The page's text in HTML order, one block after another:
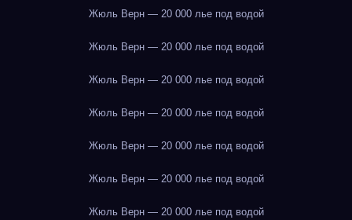
Жюль Верн — 20 000 лье под водой
Жюль Верн — 20 000 лье под водой
Жюль Верн — 20 000 лье под водой
Жюль Верн — 20 000 лье под водой
Жюль Верн — 20 000 лье под водой
Жюль Верн — 20 000 лье под водой
Жюль Верн — 20 000 лье под водой